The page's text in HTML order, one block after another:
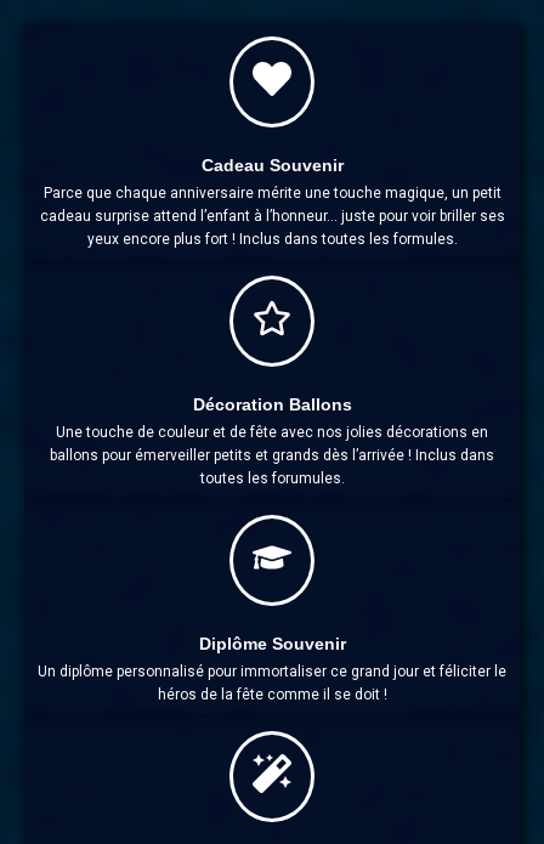
Cadeau Souvenir
Parce que chaque anniversaire mérite une touche magique, un petit
cadeau surprise attend l’enfant à l’honneur… juste pour voir briller ses
yeux encore plus fort ! Inclus dans toutes les formules.
Décoration Ballons
Une touche de couleur et de fête avec nos jolies décorations en
ballons pour émerveiller petits et grands dès l’arrivée ! Inclus dans
toutes les forumules.
Diplôme Souvenir
Un diplôme personnalisé pour immortaliser ce grand jour et féliciter le
héros de la fête comme il se doit !